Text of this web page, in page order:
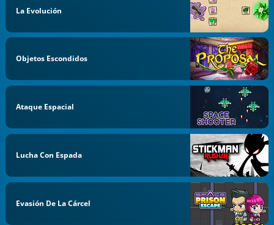
La Evolución
Objetos Escondidos
Ataque Espacial
Lucha Con Espada
Evasión De La Cárcel